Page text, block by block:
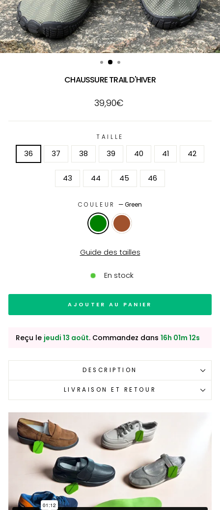
CHAUSSURE TRAIL D'HIVER
Prix
régulier
39,90€
TAILLE
36 37 38 39 40 41 42
43 44 45 46
COULEUR—Green
Guide des tailles
En stock
AJOUTER AU PANIER
Reçu le jeudi 13 août. Commandez dans 16h 01m 11s
DESCRIPTION
LIVRAISON ET RETOUR